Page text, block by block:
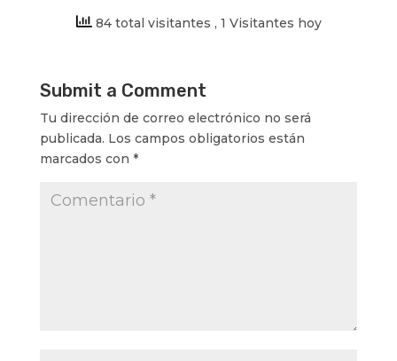
84 total visitantes , 1 Visitantes hoy
Submit a Comment
Tu dirección de correo electrónico no será
publicada. Los campos obligatorios están
marcados con *